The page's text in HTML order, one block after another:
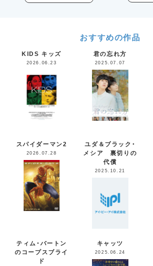
おすすめの作品
KIDS キッズ
2026.06.23
君の忘れ方
2025.07.07
スパイダーマン2
2026.07.28
ユダ＆ブラック・
メシア 裏切りの
代償
2025.10.21
ティム・バートン
のコープスブライ
ド
キャッツ
2025.06.24